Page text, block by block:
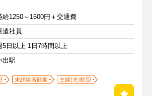
給1250～1600円＋交通費
遣社員
5日以上 1日7時間以上
出駅
未経験者歓迎
主婦(夫)歓迎